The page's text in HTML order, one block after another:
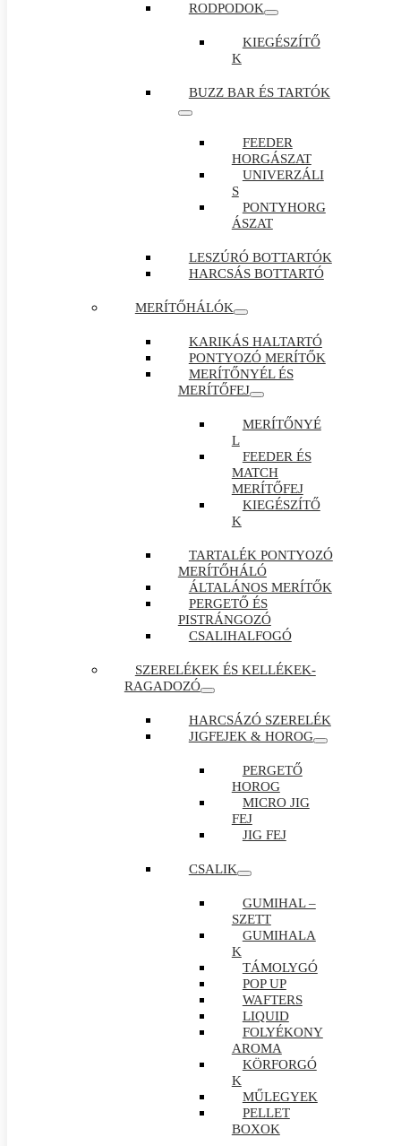
RODPODOK
KIEGÉSZÍTŐ
K
BUZZ BAR ÉS TARTÓK
FEEDER
HORGÁSZAT
UNIVERZÁLI
S
PONTYHORG
ÁSZAT
LESZÚRÓ BOTTARTÓK
HARCSÁS BOTTARTÓ
MERÍTŐHÁLÓK
KARIKÁS HALTARTÓ
PONTYOZÓ MERÍTŐK
MERÍTŐNYÉL ÉS
MERÍTŐFEJ
MERÍTŐNYÉ
L
FEEDER ÉS
MATCH
MERÍTŐFEJ
KIEGÉSZÍTŐ
K
TARTALÉK PONTYOZÓ
MERÍTŐHÁLÓ
ÁLTALÁNOS MERÍTŐK
PERGETŐ ÉS
PISTRÁNGOZÓ
CSALIHALFOGÓ
SZERELÉKEK ÉS KELLÉKEK-
RAGADOZÓ
HARCSÁZÓ SZERELÉK
JIGFEJEK & HOROG
PERGETŐ
HOROG
MICRO JIG
FEJ
JIG FEJ
CSALIK
GUMIHAL –
SZETT
GUMIHALA
K
TÁMOLYGÓ
POP UP
WAFTERS
LIQUID
FOLYÉKONY
AROMA
KÖRFORGÓ
K
MŰLEGYEK
PELLET
BOXOK